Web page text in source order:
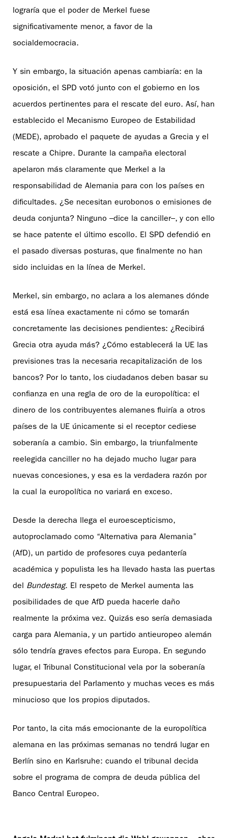
lograría que el poder de Merkel fuese
significativamente menor, a favor de la
socialdemocracia.
Y sin embargo, la situación apenas cambiaría: en la
oposición, el SPD votó junto con el gobierno en los
acuerdos pertinentes para el rescate del euro. Así, han
establecido el Mecanismo Europeo de Estabilidad
(MEDE), aprobado el paquete de ayudas a Grecia y el
rescate a Chipre. Durante la campaña electoral
apelaron más claramente que Merkel a la
responsabilidad de Alemania para con los países en
dificultades. ¿Se necesitan eurobonos o emisiones de
deuda conjunta? Ninguno –dice la canciller–, y con ello
se hace patente el último escollo. El SPD defendió en
el pasado diversas posturas, que finalmente no han
sido incluidas en la línea de Merkel.
Merkel, sin embargo, no aclara a los alemanes dónde
está esa línea exactamente ni cómo se tomarán
concretamente las decisiones pendientes: ¿Recibirá
Grecia otra ayuda más? ¿Cómo establecerá la UE las
previsiones tras la necesaria recapitalización de los
bancos? Por lo tanto, los ciudadanos deben basar su
confianza en una regla de oro de la europolítica: el
dinero de los contribuyentes alemanes fluiría a otros
países de la UE únicamente si el receptor cediese
soberanía a cambio. Sin embargo, la triunfalmente
reelegida canciller no ha dejado mucho lugar para
nuevas concesiones, y esa es la verdadera razón por
la cual la europolítica no variará en exceso.
Desde la derecha llega el euroescepticismo,
autoproclamado como “Alternativa para Alemania”
(AfD), un partido de profesores cuya pedantería
académica y populista les ha llevado hasta las puertas
del Bundestag. El respeto de Merkel aumenta las
posibilidades de que AfD pueda hacerle daño
realmente la próxima vez. Quizás eso sería demasiada
carga para Alemania, y un partido antieuropeo alemán
sólo tendría graves efectos para Europa. En segundo
lugar, el Tribunal Constitucional vela por la soberanía
presupuestaria del Parlamento y muchas veces es más
minucioso que los propios diputados.
Por tanto, la cita más emocionante de la europolítica
alemana en las próximas semanas no tendrá lugar en
Berlín sino en Karlsruhe: cuando el tribunal decida
sobre el programa de compra de deuda pública del
Banco Central Europeo.